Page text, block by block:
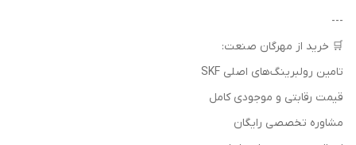
---
🛒 خرید از مهرگان صنعت:
تامین رولبرینگ‌های اصلی SKF
قیمت رقابتی و موجودی کامل
مشاوره تخصصی رایگان